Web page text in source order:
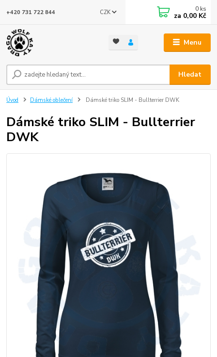
Menu
CZK
Hledat
+420 731 722 844 0 ks
za 0,00 Kč
Úvod Dámské oblečení Dámské triko SLIM - Bullterrier DWK
Dámské triko SLIM - Bullterrier
DWK